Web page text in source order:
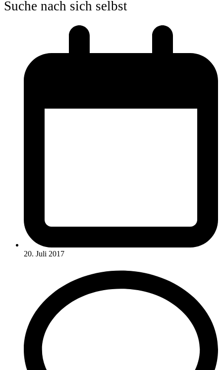
Suche nach sich selbst
20. Juli 2017